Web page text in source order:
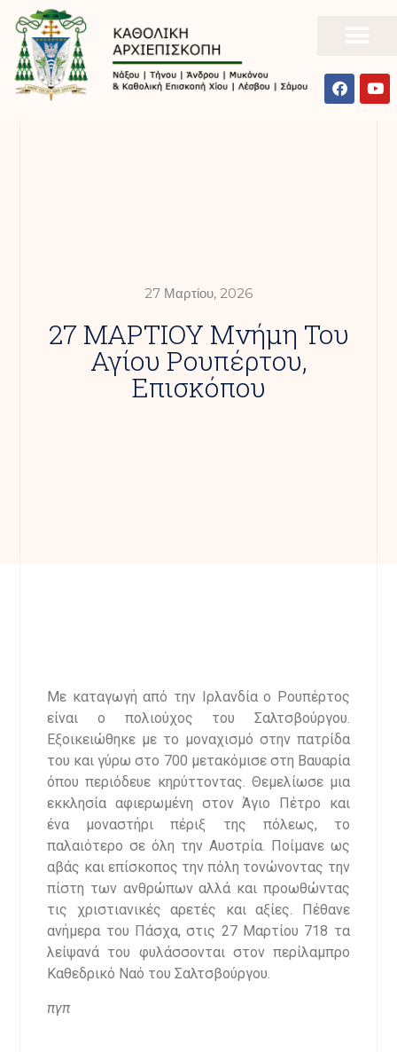
27 Μαρτίου, 2026
27 ΜΑΡΤΙΟΥ Μνήμη Του
Αγίου Ρουπέρτου,
Επισκόπου
Με καταγωγή από την Ιρλανδία ο Ρουπέρτος
είναι ο πολιούχος του Σαλτσβούργου.
Εξοικειώθηκε με το μοναχισμό στην πατρίδα
του και γύρω στο 700 μετακόμισε στη Βαυαρία
όπου περιόδευε κηρύττοντας. Θεμελίωσε μια
εκκλησία αφιερωμένη στον Άγιο Πέτρο και
ένα μοναστήρι πέριξ της πόλεως, το
παλαιότερο σε όλη την Αυστρία. Ποίμανε ως
αβάς και επίσκοπος την πόλη τονώνοντας την
πίστη των ανθρώπων αλλά και προωθώντας
τις χριστιανικές αρετές και αξίες. Πέθανε
ανήμερα του Πάσχα, στις 27 Μαρτίου 718 τα
λείψανά του φυλάσσονται στον περίλαμπρο
Καθεδρικό Ναό του Σαλτσβούργου.
πγπ